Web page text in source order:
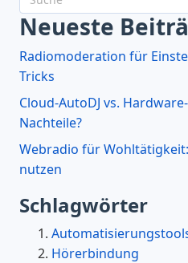
Neueste
Radiomoderation für
Tricks
Cloud-AutoDJ vs.
Nachteile?
Webradio für
nutzen
Schlagwörter
Hörerbindung